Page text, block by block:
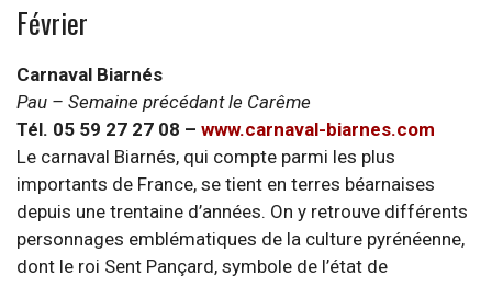
Février
Carnaval Biarnés
Pau – Semaine précédant le Carême
Tél. 05 59 27 27 08 – www.carnaval-biarnes.com
Le carnaval Biarnés, qui compte parmi les plus
importants de France, se tient en terres béarnaises
depuis une trentaine d’années. On y retrouve différents
personnages emblématiques de la culture pyrénéenne,
dont le roi Sent Pançard, symbole de l’état de